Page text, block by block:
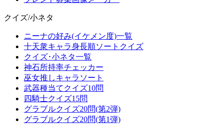
クイズ/小ネタ
ニーナの好み(イケメン度)一覧
十天衆キャラ身長順ソートクイズ
クイズ･小ネタ一覧
神石所持率チェッカー
巫女推しキャラソート
武器種当てクイズ10問
四騎士クイズ15問
グラブルクイズ20問(第2弾)
グラブルクイズ20問(第1弾)